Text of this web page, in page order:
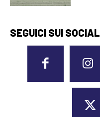
SEGUICI SUI SOCIAL